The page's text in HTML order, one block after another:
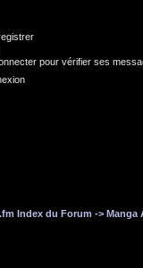
pour vérifier ses
Index du Forum -> Manga